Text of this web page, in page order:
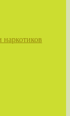
наркотиков